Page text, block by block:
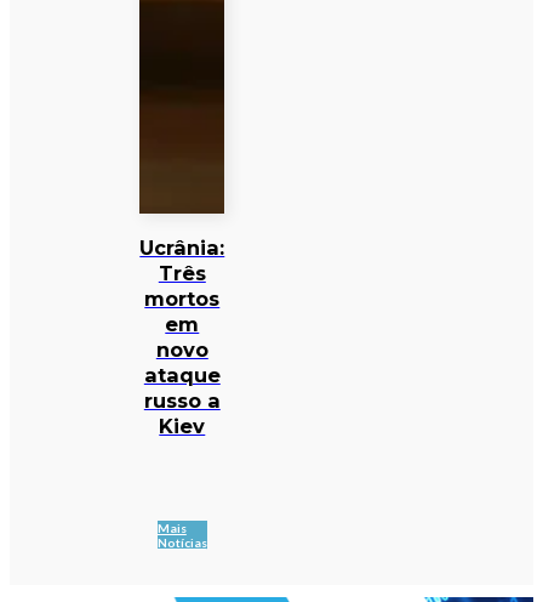
Ucrânia:
Três
mortos
em
novo
ataque
russo a
Kiev
Mais
Notícias